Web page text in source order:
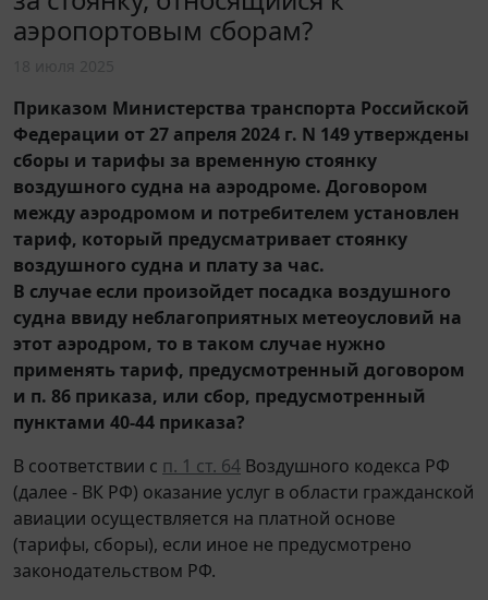
аэропортовым сборам?
Приказом Министерства транспорта Российской
Федерации от 27 апреля 2024 г. N 149 утверждены
сборы и тарифы за временную стоянку
воздушного судна на аэродроме. Договором
между аэродромом и потребителем установлен
тариф, который предусматривает стоянку
воздушного судна и плату за час.
В случае если произойдет посадка воздушного
судна ввиду неблагоприятных метеоусловий на
этот аэродром, то в таком случае нужно
применять тариф, предусмотренный договором
и п. 86 приказа, или сбор, предусмотренный
пунктами 40-44 приказа?
В соответствии с п. 1 ст. 64 Воздушного кодекса РФ
(далее - ВК РФ) оказание услуг в области гражданской
авиации осуществляется на платной основе
(тарифы, сборы), если иное не предусмотрено
законодательством РФ.